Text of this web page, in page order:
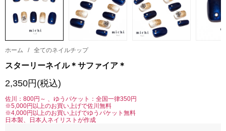
ホーム / 全てのネイルチップ
スターリーネイル＊サファイア＊
2,350円(税込)
佐川：800円～ 、ゆうパケット：全国一律350円
※5,000円以上のお買い上げで佐川無料
※4,000円以上のお買い上げでゆうパケット無料
日本製、日本人ネイリストが作成